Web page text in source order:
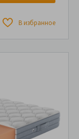
В избранное